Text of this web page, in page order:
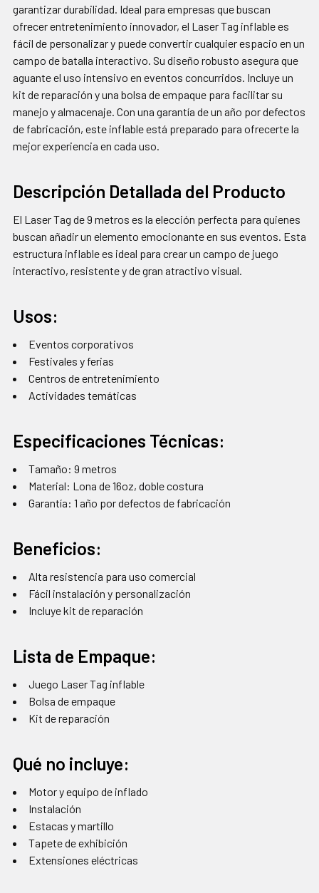
garantizar durabilidad. Ideal para empresas que buscan
ofrecer entretenimiento innovador, el Laser Tag inflable es
fácil de personalizar y puede convertir cualquier espacio en un
campo de batalla interactivo. Su diseño robusto asegura que
aguante el uso intensivo en eventos concurridos. Incluye un
kit de reparación y una bolsa de empaque para facilitar su
manejo y almacenaje. Con una garantía de un año por defectos
de fabricación, este inflable está preparado para ofrecerte la
mejor experiencia en cada uso.
Descripción Detallada del Producto
El Laser Tag de 9 metros es la elección perfecta para quienes
buscan añadir un elemento emocionante en sus eventos. Esta
estructura inflable es ideal para crear un campo de juego
interactivo, resistente y de gran atractivo visual.
Usos:
Eventos corporativos
Festivales y ferias
Centros de entretenimiento
Actividades temáticas
Especificaciones Técnicas:
Tamaño: 9 metros
Material: Lona de 16oz, doble costura
Garantía: 1 año por defectos de fabricación
Beneficios:
Alta resistencia para uso comercial
Fácil instalación y personalización
Incluye kit de reparación
Lista de Empaque:
Juego Laser Tag inflable
Bolsa de empaque
Kit de reparación
Qué no incluye:
Motor y equipo de inflado
Instalación
Estacas y martillo
Tapete de exhibición
Extensiones eléctricas